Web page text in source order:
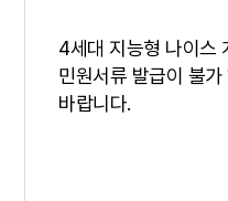
4세대 지능형 나이스
민원서류 발급이 불
바랍니다.